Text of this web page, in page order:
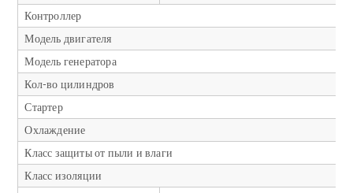
Контроллер
Модель двигателя
Модель генератора
Кол-во цилиндров
Стартер
Охлаждение
Класс защиты от пыли и влаги
Класс изоляции